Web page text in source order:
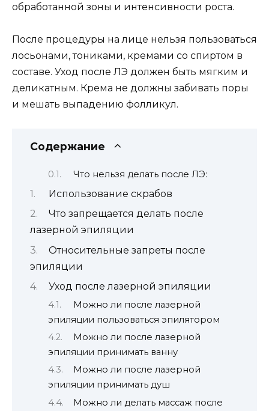
обработанной зоны и интенсивности роста.
После процедуры на лице нельзя пользоваться
лосьонами, тониками, кремами со спиртом в
составе. Уход после ЛЭ должен быть мягким и
деликатным. Крема не должны забивать поры
и мешать выпадению фолликул.
Содержание
Что нельзя делать после ЛЭ:
Использование скрабов
Что запрещается делать после
лазерной эпиляции
Относительные запреты после
эпиляции
Уход после лазерной эпиляции
Можно ли после лазерной
эпиляции пользоваться эпилятором
Можно ли после лазерной
эпиляции принимать ванну
Можно ли после лазерной
эпиляции принимать душ
Можно ли делать массаж после